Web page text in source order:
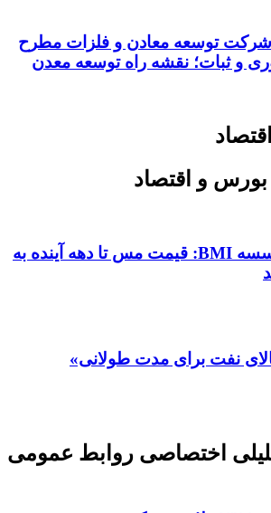
توسعه معادن و فلزات مطرح
و ثبات؛ نقشه راه توسعه معدن
بورس و اقتصاد
پیش‌بینی جدید موسسه BMI: قیمت مس تا دهه آینده به
نفت برای مدت طولانی»
اختصاصی روابط عمومی